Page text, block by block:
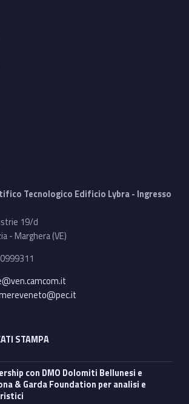
Tecnologico Edificio Lybra - Ingresso
19/d
- Marghera (VE)
STAMPA
& Garda Foundation per analisi e